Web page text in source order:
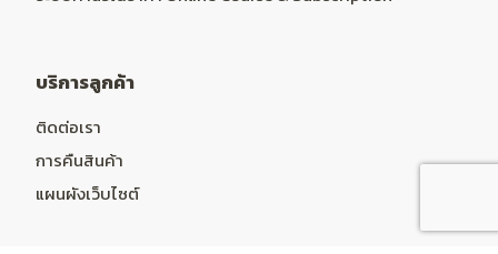
บริการลูกค้า
ติดต่อเรา
การคืนสินค้า
แผนผังเว็บไซต์